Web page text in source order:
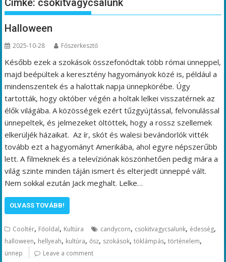
Címke: csokitvagycsalunk
Halloween
2025-10-28 Főszerkesztő
Később ezek a szokások összefonódtak több római ünneppel,
majd beépültek a keresztény hagyományok közé is, például a
mindenszentek és a halottak napja ünnepkörébe. Úgy
tartották, hogy október végén a holtak lelkei visszatérnek az
élők világába. A közösségek ezért tűzgyújtással, felvonulással
ünnepeltek, és jelmezeket öltöttek, hogy a rossz szellemek
elkerüljék házaikat. Az ír, skót és walesi bevándorlók vitték
tovább ezt a hagyományt Amerikába, ahol egyre népszerűbb
lett. A filmeknek és a televíziónak köszönhetően pedig mára a
világ szinte minden táján ismert és elterjedt ünneppé vált.
Nem sokkal ezután Jack meghalt. Lelke…
OLVASS TOVÁBB!
Cooltér, Főoldal, Kultúra candycorn, csokitvagycsalunk, édesség,
halloween, hellyeah, kultúra,ősz, szokások,töklámpás,történelem,
ünnep Leave a comment